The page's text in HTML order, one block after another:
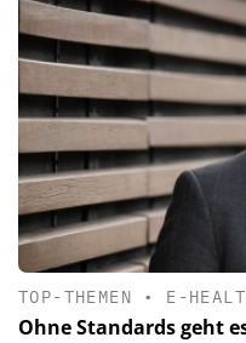
TOP-THEMEN • E-
Ohne Standards geht